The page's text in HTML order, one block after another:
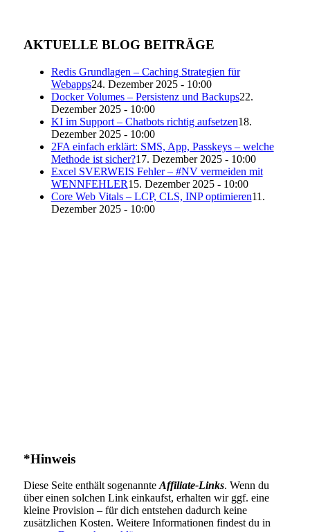
AKTUELLE BLOG BEITRÄGE
Redis Grundlagen – Caching Strategien für
Webapps24. Dezember 2025 - 10:00
Docker Volumes – Persistenz und Backups22.
Dezember 2025 - 10:00
KI im Support – Chatbots richtig aufsetzen18.
Dezember 2025 - 10:00
2FA einfach erklärt: SMS, App, Passkeys – welche
Methode ist sicher?17. Dezember 2025 - 10:00
Excel SVERWEIS Fehler – #NV vermeiden mit
WENNFEHLER15. Dezember 2025 - 10:00
Core Web Vitals – LCP, CLS, INP optimieren11.
Dezember 2025 - 10:00
*Hinweis
Diese Seite enthält sogenannte Affiliate-Links. Wenn du
über einen solchen Link einkaufst, erhalten wir ggf. eine
kleine Provision – für dich entstehen dadurch keine
zusätzlichen Kosten. Weitere Informationen findest du in